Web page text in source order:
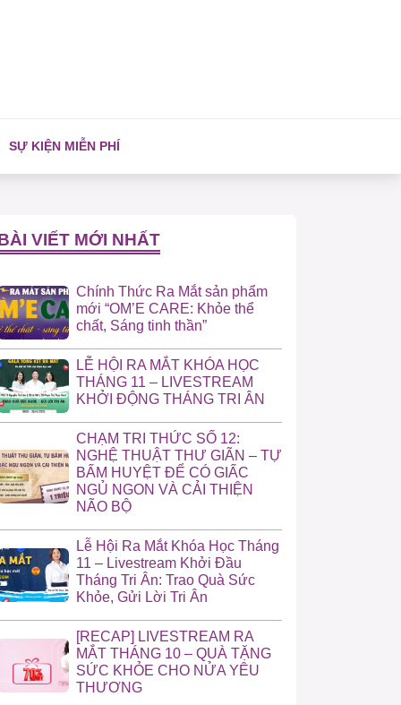
SỰ KIỆN MIỄN PHÍ
VIẾT MỚI NHẤT
Chính Thức Ra Mắt sản phẩm
mới “OM’E CARE: Khỏe thể
chất, Sáng tinh thần”
LỄ HỘI RA MẮT KHÓA HỌC
THÁNG 11 – LIVESTREAM
KHỞI ĐỘNG THÁNG TRI ÂN
CHẠM TRI THỨC SỐ 12:
NGHỆ THUẬT THƯ GIÃN – TỰ
BẤM HUYỆT ĐỂ CÓ GIẤC
NGỦ NGON VÀ CẢI THIỆN
NÃO BỘ
Lễ Hội Ra Mắt Khóa Học Tháng
11 – Livestream Khởi Đầu
Tháng Tri Ân: Trao Quà Sức
Khỏe, Gửi Lời Tri Ân
[RECAP] LIVESTREAM RA
MẮT THÁNG 10 – QUÀ TẶNG
SỨC KHỎE CHO NỬA YÊU
THƯƠNG